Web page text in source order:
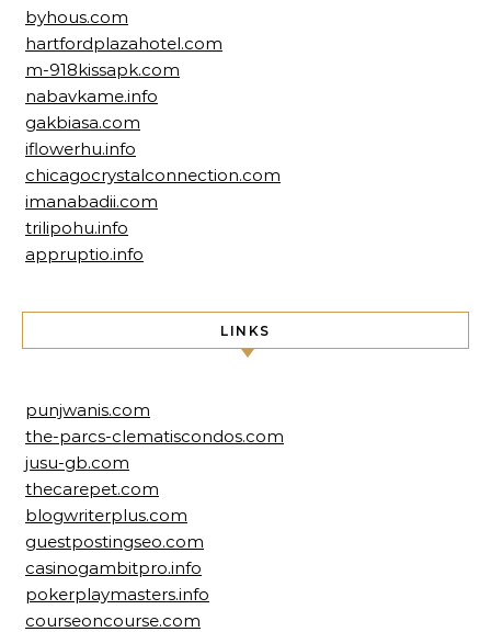
byhous.com
hartfordplazahotel.com
m-918kissapk.com
nabavkame.info
gakbiasa.com
iflowerhu.info
chicagocrystalconnection.com
imanabadii.com
trilipohu.info
appruptio.info
LINKS
punjwanis.com
the-parcs-clematiscondos.com
jusu-gb.com
thecarepet.com
blogwriterplus.com
guestpostingseo.com
casinogambitpro.info
pokerplaymasters.info
courseoncourse.com